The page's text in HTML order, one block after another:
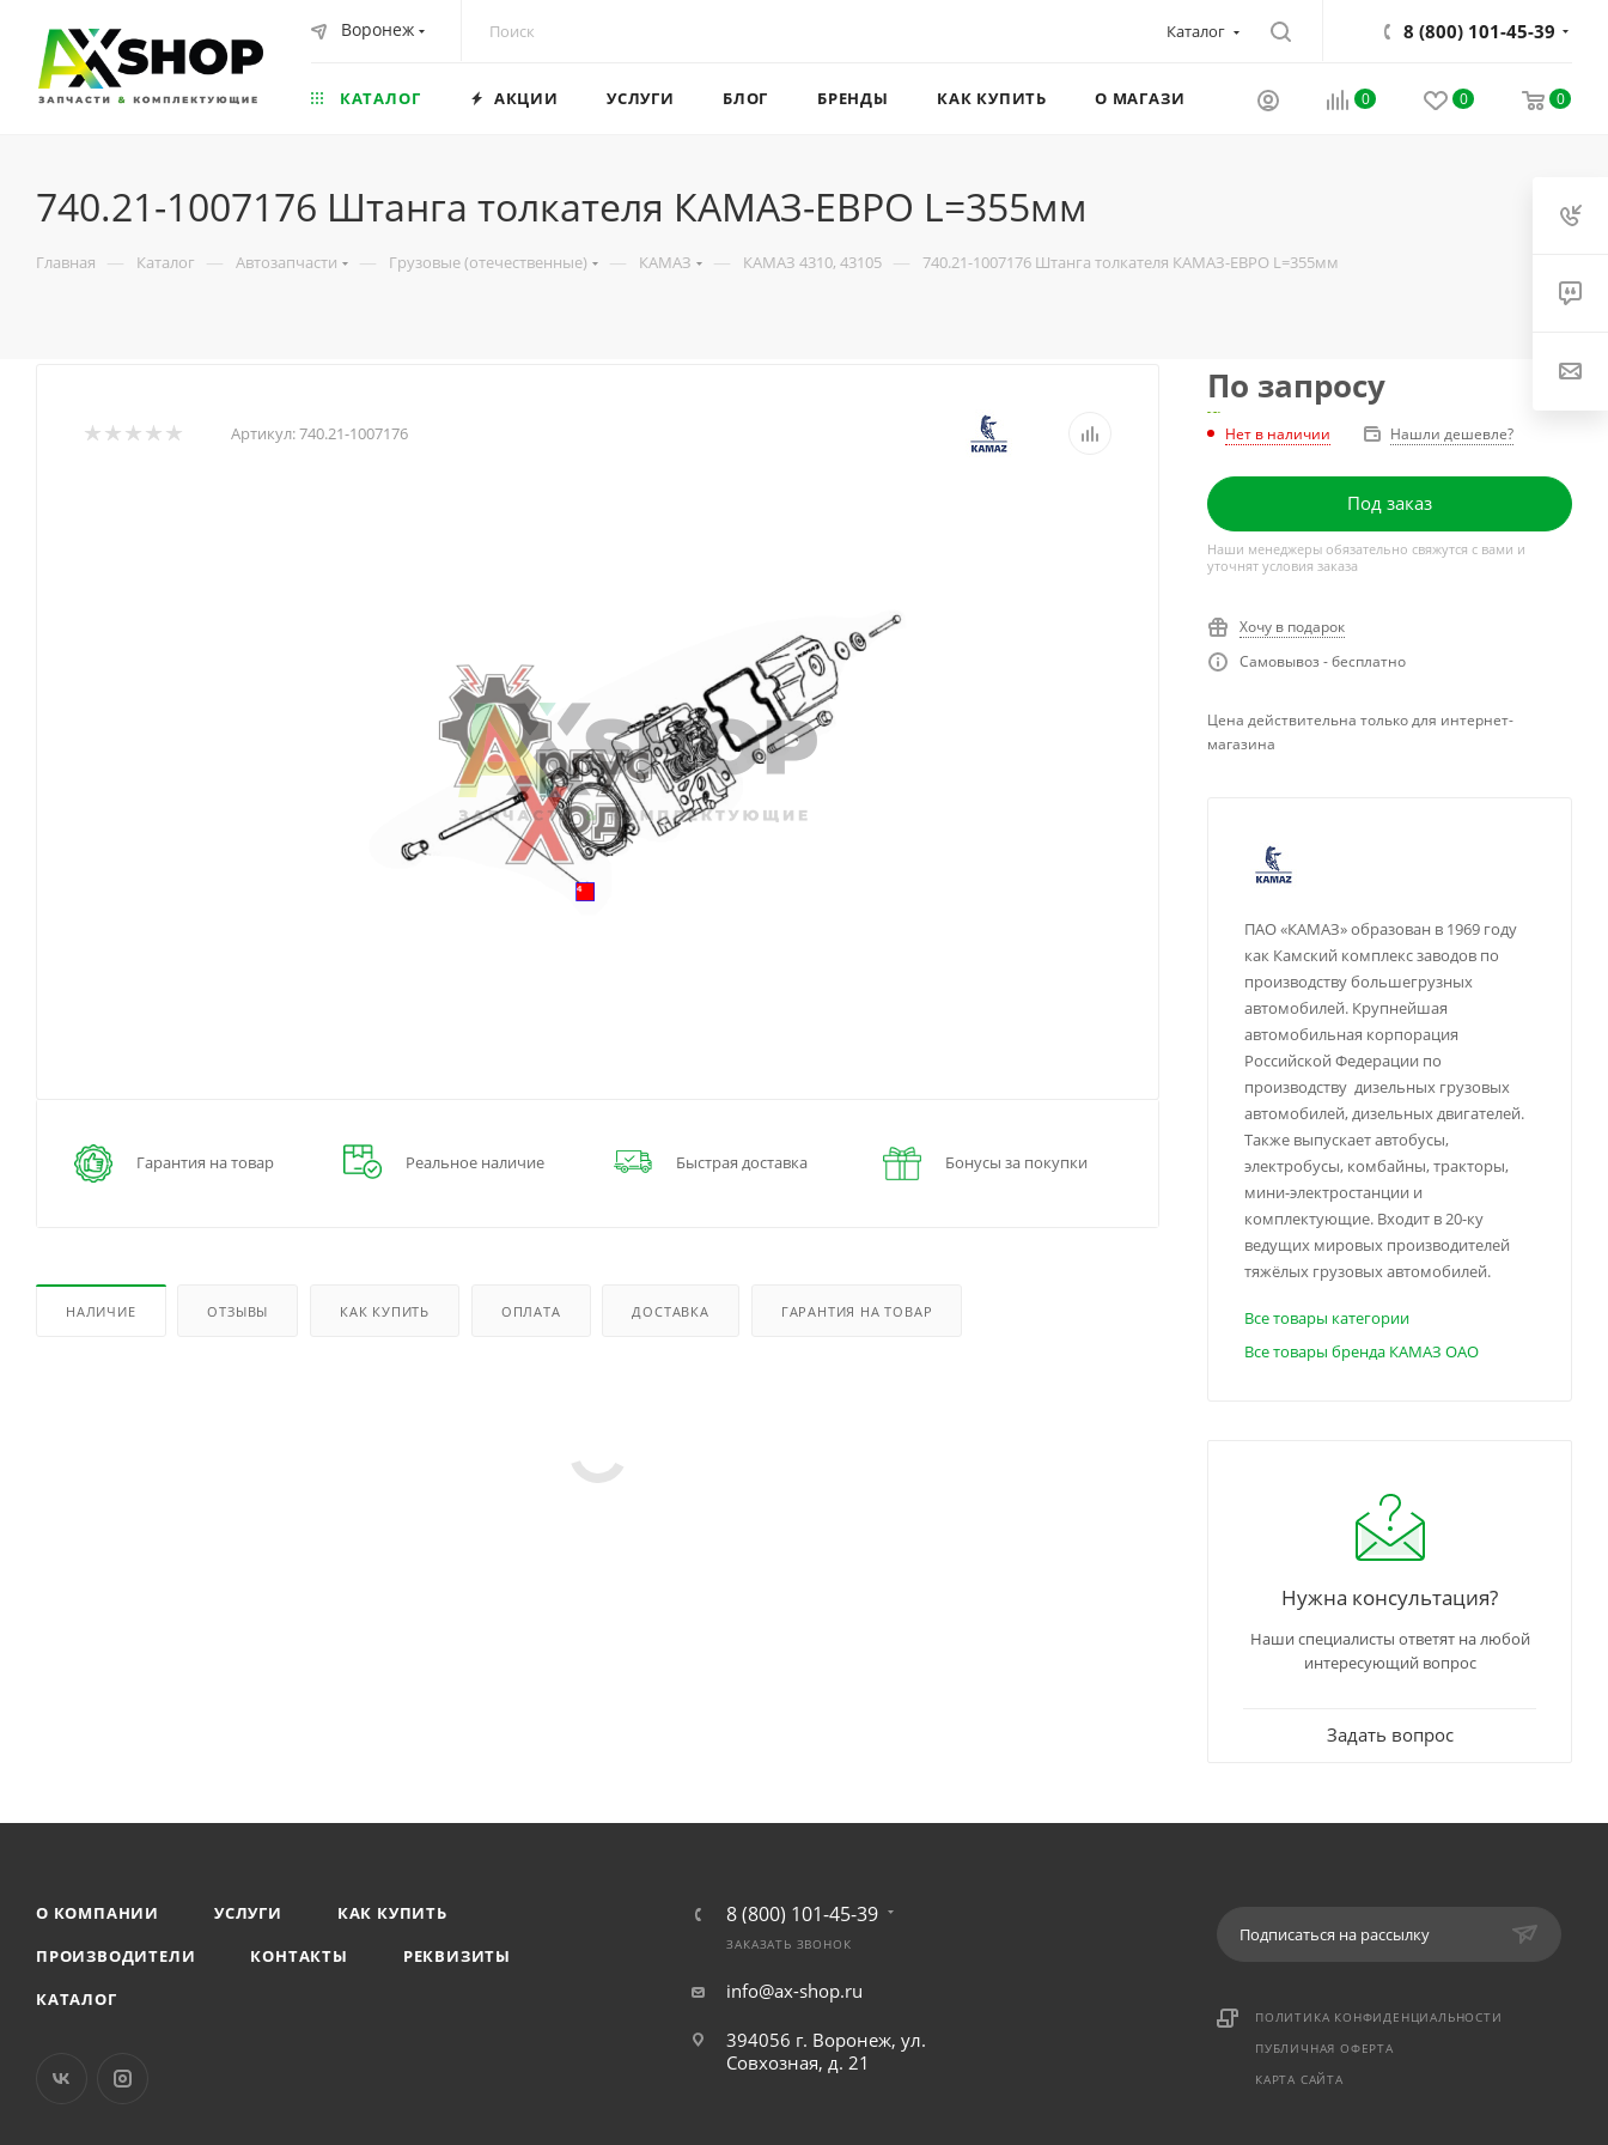
Воронеж Каталог 8 (800) 101-45-39
0 0 0
КАТАЛОГ АКЦИИ УСЛУГИ БЛОГ БРЕНДЫ КАК КУПИТЬ О МАГАЗИНЕ
740.21-1007176 Штанга толкателя КАМАЗ-ЕВРО L=355мм
Главная — Каталог — Автозапчасти — Грузовые (отечественные) — КАМАЗ — КАМАЗ 4310, 43105 — 740.21-1007176 Штанга толкателя КАМАЗ-ЕВРО L=355мм
Артикул:740.21-1007176
Гарантия на товар Реальное наличие Быстрая доставка Бонусы за покупки
НАЛИЧИЕ ОТЗЫВЫ КАК КУПИТЬ ОПЛАТА ДОСТАВКА ГАРАНТИЯ НА ТОВАР
По запросу
Нет в наличии Нашли дешевле?
Под заказ
Наши менеджеры обязательно свяжутся с вами и
уточнят условия заказа
Хочу в подарок
Самовывоз - бесплатно
Цена действительна только для интернет-
магазина
ПАО «КАМАЗ» образован в 1969 году
как Камский комплекс заводов по
производству большегрузных
автомобилей. Крупнейшая
автомобильная корпорация
Российской Федерации по
производству дизельных грузовых
автомобилей, дизельных двигателей.
Также выпускает автобусы,
электробусы, комбайны, тракторы,
мини-электростанции и
комплектующие. Входит в 20-ку
ведущих мировых производителей
тяжёлых грузовых автомобилей.
Все товары категории
Все товары бренда КАМАЗ ОАО
Нужна консультация?
Наши специалисты ответят на любой
интересующий вопрос
Задать вопрос
О КОМПАНИИ УСЛУГИ
КАК КУПИТЬ
ПРОИЗВОДИТЕЛИ
КОНТАКТЫ
РЕКВИЗИТЫ
КАТАЛОГ
8 (800) 101-45-39
ЗАКАЗАТЬ ЗВОНОК
info@ax-shop.ru
394056 г. Воронеж, ул.
Совхозная, д. 21
Подписаться на рассылку
ПОЛИТИКА КОНФИДЕНЦИАЛЬНОСТИ
ПУБЛИЧНАЯ ОФЕРТА
КАРТА САЙТА